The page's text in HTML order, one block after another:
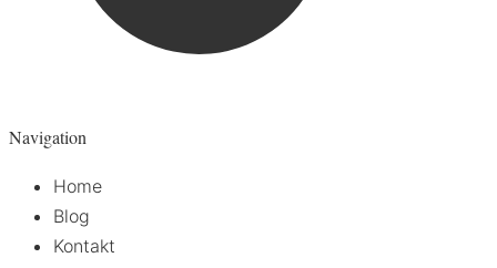
Navigation
Home
Blog
Kontakt